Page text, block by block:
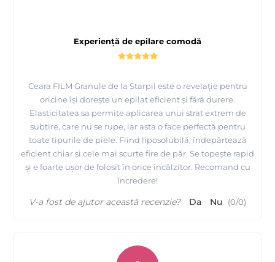
Experiență de epilare comodă
Ceara FILM Granule de la Starpil este o revelație pentru
oricine își dorește un epilat eficient și fără durere.
Elasticitatea sa permite aplicarea unui strat extrem de
subțire, care nu se rupe, iar asta o face perfectă pentru
toate tipurile de piele. Fiind liposolubilă, îndepărtează
eficient chiar și cele mai scurte fire de păr. Se topește rapid
și e foarte ușor de folosit în orice încălzitor. Recomand cu
încredere!
V-a fost de ajutor această recenzie? Da Nu (0/0)